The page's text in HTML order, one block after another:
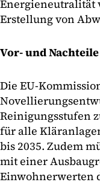
Energieneutralität
Erstellung von
Vor- und
Die EU-
Reinigungsstufen
für alle
bis 2035. Zudem
mit einer
Einwohnerwerten